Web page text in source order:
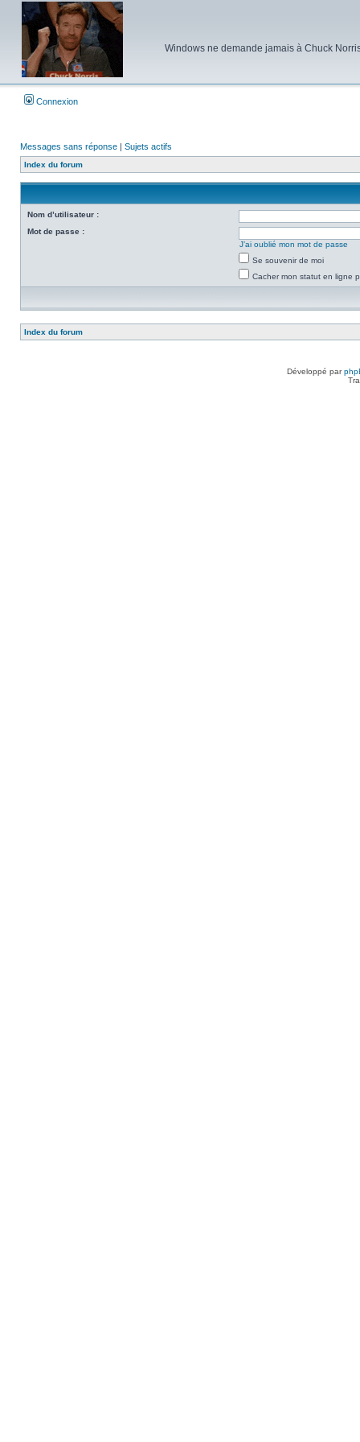
Windows ne demande jamais à Chuck
Connexion
Messages sans réponse | Sujets actifs
Index du forum
Nom d’utilisateur :
Mot de passe :
J’ai oublié mon mot de passe
Se souvenir de moi
Cacher mon statut en ligne
Index du forum
Développé par